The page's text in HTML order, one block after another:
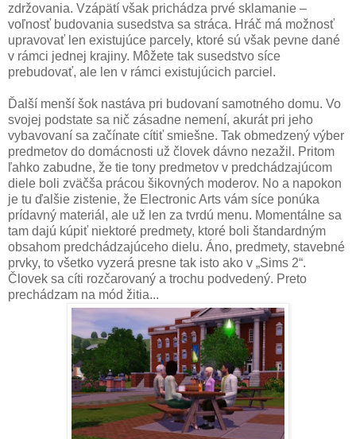
zdržovania. Vzápätí však prichádza prvé sklamanie –
voľnosť budovania susedstva sa stráca. Hráč má možnosť
upravovať len existujúce parcely, ktoré sú však pevne dané
v rámci jednej krajiny. Môžete tak susedstvo síce
prebudovať, ale len v rámci existujúcich parciel.
Ďalší menší šok nastáva pri budovaní samotného domu. Vo
svojej podstate sa nič zásadne nemení, akurát pri jeho
vybavovaní sa začínate cítiť smiešne. Tak obmedzený výber
predmetov do domácnosti už človek dávno nezažil. Pritom
ľahko zabudne, že tie tony predmetov v predchádzajúcom
diele boli zväčša prácou šikovných moderov. No a napokon
je tu ďalšie zistenie, že Electronic Arts vám síce ponúka
prídavný materiál, ale už len za tvrdú menu. Momentálne sa
tam dajú kúpiť niektoré predmety, ktoré boli štandardným
obsahom predchádzajúceho dielu. Áno, predmety, stavebné
prvky, to všetko vyzerá presne tak isto ako v „Sims 2“.
Človek sa cíti rozčarovaný a trochu podvedený. Preto
prechádzam na mód žitia...